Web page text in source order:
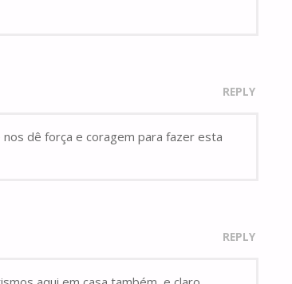
REPLY
nos dê força e coragem para fazer esta
REPLY